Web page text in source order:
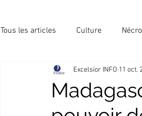
Tous les articles Culture
Divertissement Technologie
Excelsior INFO 11 oct.